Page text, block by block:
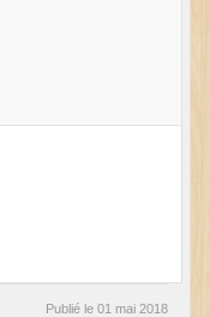
Publié le 01 mai 2018